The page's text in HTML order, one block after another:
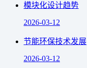
模块化设计趋势
2026-03-12
节能环保技术发展
2026-03-12